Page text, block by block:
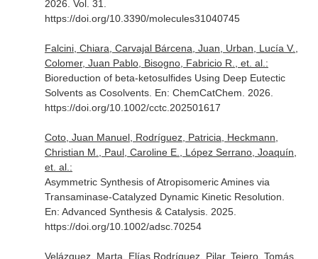
2026. Vol. 31.
https://doi.org/10.3390/molecules31040745
Falcini, Chiara, Carvajal Bárcena, Juan, Urban, Lucía V.,
Colomer, Juan Pablo, Bisogno, Fabricio R., et. al.:
Bioreduction of beta-ketosulfides Using Deep Eutectic
Solvents as Cosolvents. En: ChemCatChem . 2026.
https://doi.org/10.1002/cctc.202501617
Coto, Juan Manuel, Rodríguez, Patricia, Heckmann,
Christian M., Paul, Caroline E., López Serrano, Joaquín,
et. al.:
Asymmetric Synthesis of Atropisomeric Amines via
Transaminase-Catalyzed Dynamic Kinetic Resolution.
En: Advanced Synthesis & Catalysis. 2025.
https://doi.org/10.1002/adsc.70254
Velázquez, Marta, Elías Rodríguez, Pilar, Tejero, Tomás,